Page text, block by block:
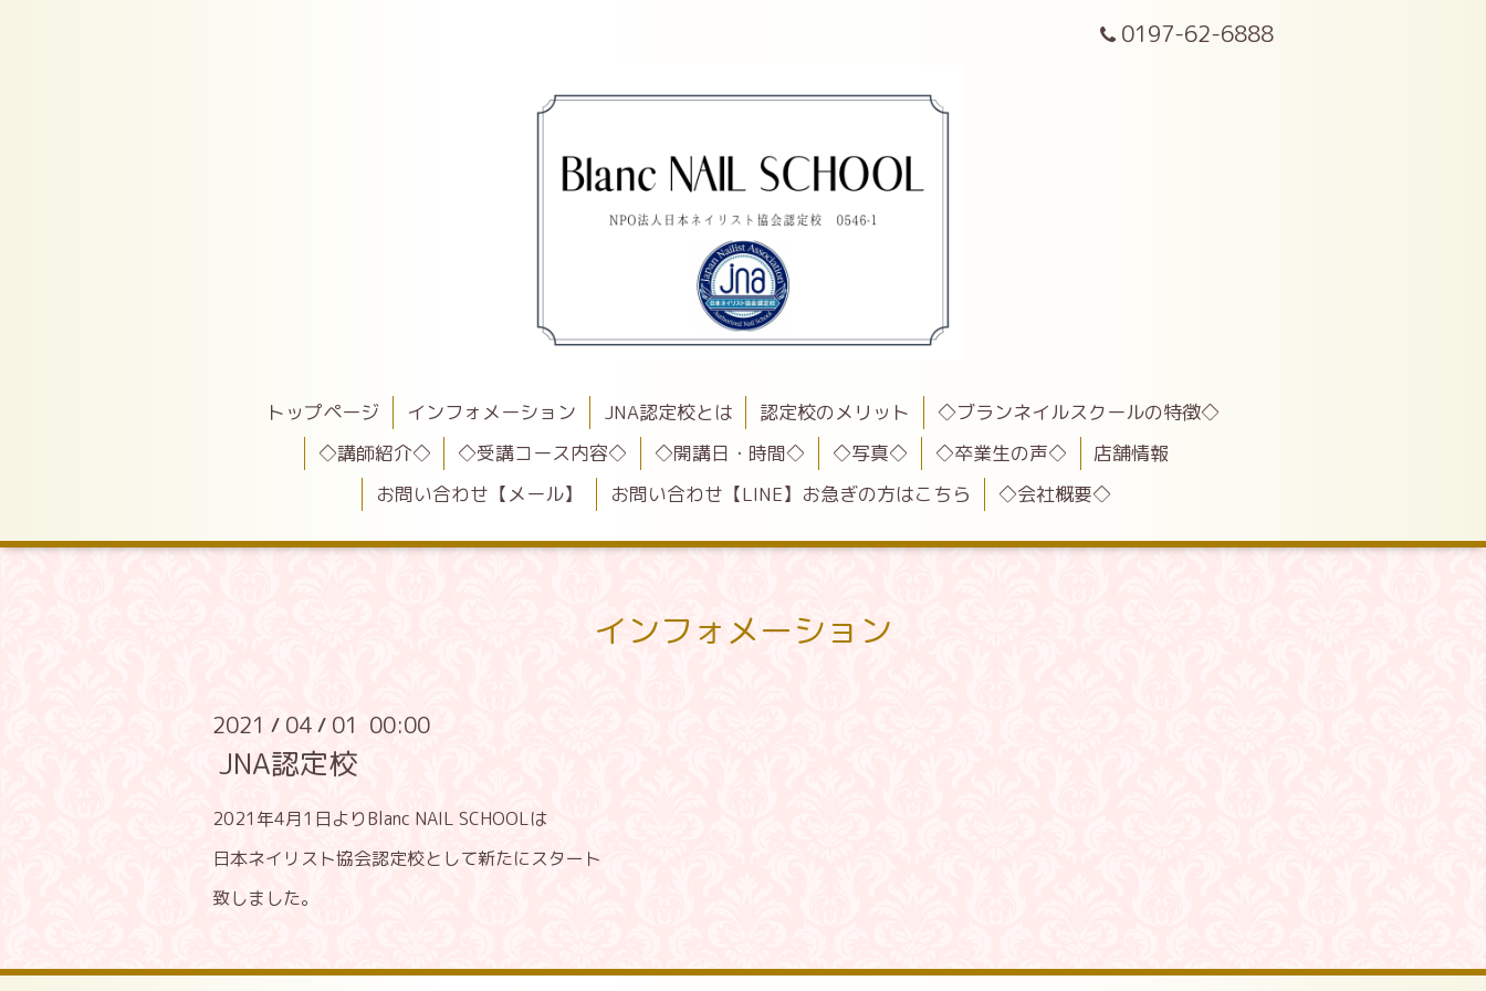
0197-62-6888
トップページ インフォメーション JNA認定校とは 認定校のメリット
◇ブランネイルスクールの特徴◇
◇講師紹介◇
◇受講コース内容◇ ◇開講日・時間◇ ◇写真◇ ◇卒業生の声◇
店舗情報
お問い合わせ【メール】
お問い合わせ【LINE】お急ぎの方はこちら ◇会社概要◇
インフォメーション
2021 / 04 / 01 00:00
JNA認定校
2021年4月1日よりBlanc NAIL SCHOOLは
日本ネイリスト協会認定校として新たにスタート
致しました。